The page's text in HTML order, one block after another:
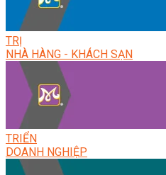
TRỊ
NHÀ HÀNG - KHÁCH SẠN
TRIỂN
DOANH NGHIỆP